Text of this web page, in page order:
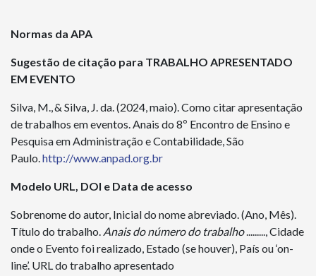
Normas da APA
Sugestão de citação para TRABALHO APRESENTADO
EM EVENTO
Silva, M.,& Silva, J. da.(2024, maio). Como citar apresentação
de trabalhos em eventos.Anais do 8º Encontro de Ensino e
Pesquisa em Administração e Contabilidade, São
Paulo.http://www.anpad.org.br
Modelo URL, DOI e Data de acesso
Sobrenome do autor, Inicial do nome abreviado. (Ano, Mês).
Título do trabalho. Anais do número do trabalho........., Cidade
onde o Evento foi realizado, Estado (se houver), País ou ‘on-
line’. URL do trabalho apresentado